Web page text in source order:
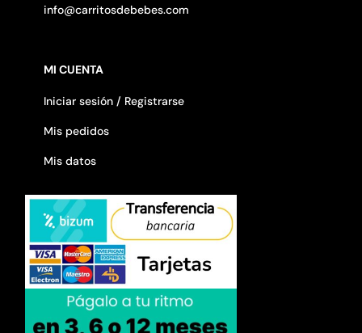
info@carritosdebebes.com
MI CUENTA
Iniciar sesión / Registrarse
Mis pedidos
Mis datos